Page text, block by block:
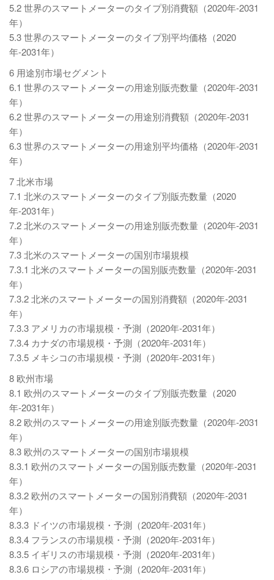
5.2 世界のスマートメーターのタイプ別消費額（2020年-2031
年）
5.3 世界のスマートメーターのタイプ別平均価格（2020
年-2031年）
6 用途別市場セグメント
6.1 世界のスマートメーターの用途別販売数量（2020年-2031
年）
6.2 世界のスマートメーターの用途別消費額（2020年-2031
年）
6.3 世界のスマートメーターの用途別平均価格（2020年-2031
年）
7 北米市場
7.1 北米のスマートメーターのタイプ別販売数量（2020
年-2031年）
7.2 北米のスマートメーターの用途別販売数量（2020年-2031
年）
7.3 北米のスマートメーターの国別市場規模
7.3.1 北米のスマートメーターの国別販売数量（2020年-2031
年）
7.3.2 北米のスマートメーターの国別消費額（2020年-2031
年）
7.3.3 アメリカの市場規模・予測（2020年-2031年）
7.3.4 カナダの市場規模・予測（2020年-2031年）
7.3.5 メキシコの市場規模・予測（2020年-2031年）
8 欧州市場
8.1 欧州のスマートメーターのタイプ別販売数量（2020
年-2031年）
8.2 欧州のスマートメーターの用途別販売数量（2020年-2031
年）
8.3 欧州のスマートメーターの国別市場規模
8.3.1 欧州のスマートメーターの国別販売数量（2020年-2031
年）
8.3.2 欧州のスマートメーターの国別消費額（2020年-2031
年）
8.3.3 ドイツの市場規模・予測（2020年-2031年）
8.3.4 フランスの市場規模・予測（2020年-2031年）
8.3.5 イギリスの市場規模・予測（2020年-2031年）
8.3.6 ロシアの市場規模・予測（2020年-2031年）